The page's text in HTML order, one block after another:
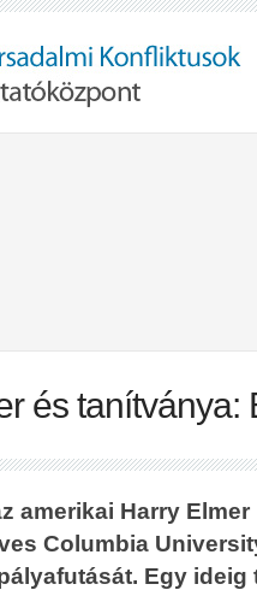
és tanítványa:
amerikai Harry Elmer
Columbia
Egy ideig